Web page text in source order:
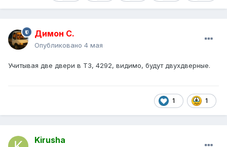
Димон С.
Опубликовано 4 мая
Учитывая две двери в ТЗ, 4292, видимо, будут двухдверные.
1 1
Kirusha